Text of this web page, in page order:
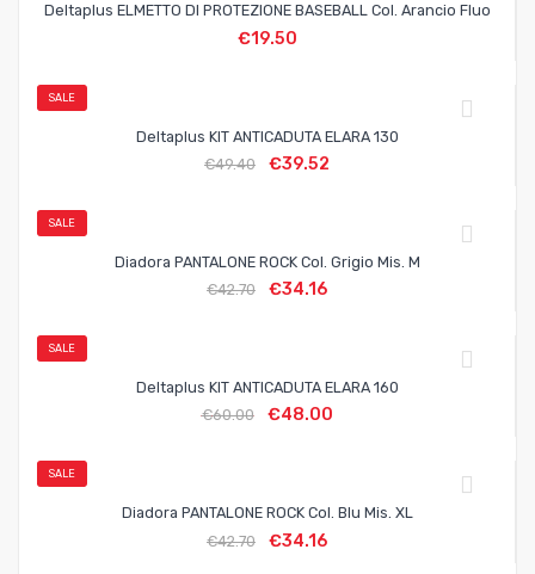
Deltaplus ELMETTO DI PROTEZIONE BASEBALL Col. Arancio Fluo
€19.50
SALE
Deltaplus KIT ANTICADUTA ELARA 130
€49.40 €39.52
SALE
Diadora PANTALONE ROCK Col. Grigio Mis. M
€42.70 €34.16
SALE
Deltaplus KIT ANTICADUTA ELARA 160
€60.00 €48.00
SALE
Diadora PANTALONE ROCK Col. Blu Mis. XL
€42.70 €34.16